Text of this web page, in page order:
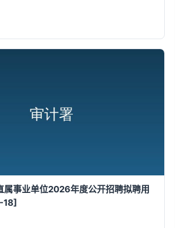
属事业单位2026年度公开招聘拟聘用
18]